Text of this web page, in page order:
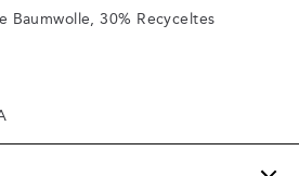
Baumwolle, 30% Recyceltes